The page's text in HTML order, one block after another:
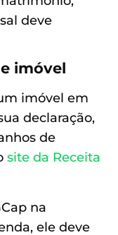
deve
imóvel
imóvel em
declaração,
de
site da Receita
na
ele deve